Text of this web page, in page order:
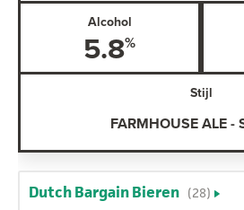
Alcohol
5.8
Stijl
FARMHOUSE ALE -
Dutch Bargain Bieren (28)